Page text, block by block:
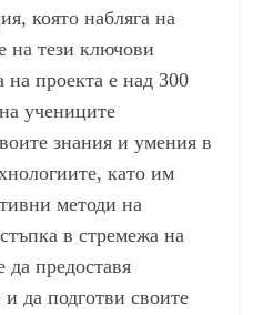
която набляга на
на тези ключови
проекта е над 300
учениците
знания и умения в
като им
методи на
в стремежа на
предоставя
да подготви своите